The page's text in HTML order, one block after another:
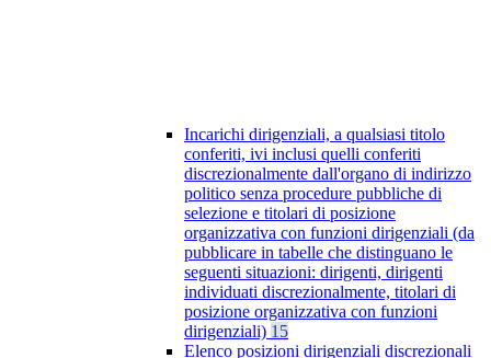
Incarichi dirigenziali, a qualsiasi titolo
conferiti, ivi inclusi quelli conferiti
discrezionalmente dall'organo di indirizzo
politico senza procedure pubbliche di
selezione e titolari di posizione
organizzativa con funzioni dirigenziali (da
pubblicare in tabelle che distinguano le
seguenti situazioni: dirigenti, dirigenti
individuati discrezionalmente, titolari di
posizione organizzativa con funzioni
dirigenziali) 15
Elenco posizioni dirigenziali discrezionali